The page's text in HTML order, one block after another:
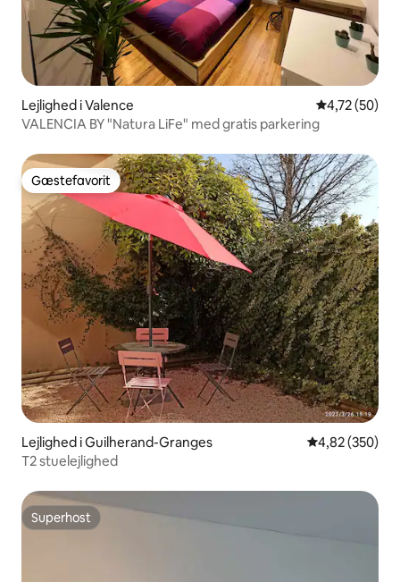
Lejlighed i Valence 4,72 ud af 5
4,72 (50)
VALENCIA BY "Natura LiFe" med gratis parkering
Gæstefavorit
Gæstefavorit
Lejlighed i Guilherand-Granges 4,82 ud af 5 i
4,82 (350)
T2 stuelejlighed
Superhost
Superhost